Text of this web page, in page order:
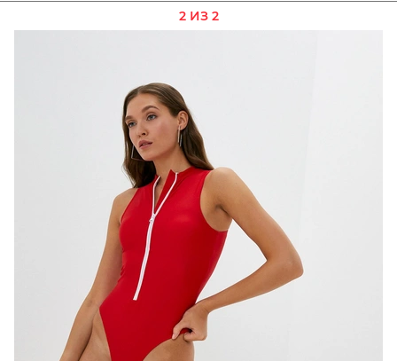
2 ИЗ 2